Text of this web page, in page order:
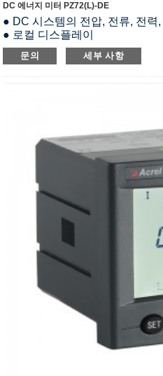
DC 에너지 미터 PZ72(L)-DE
● DC 시스템의 전압, 전류, 전력
● 로컬 디스플레이
● RS485(모드버스-RTU)
● 매개변수 설정
문의 세부 사항